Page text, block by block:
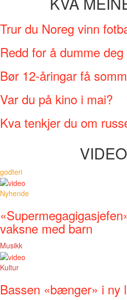
Trur du Noreg vinn
Redd for å dumme deg
Bør 12-åringar få
Var du på kino i mai?
Kva tenkjer du om
godteri
Nyhende
vaksne med barn
Musikk
Kultur
Bassen «bænger» i ny